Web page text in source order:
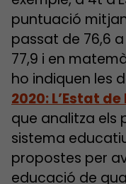
puntuació
passat de 76,6
77,9 i en
ho indiquen les
2020: L’Estat
que analitza els
sistema
propostes per
educació de